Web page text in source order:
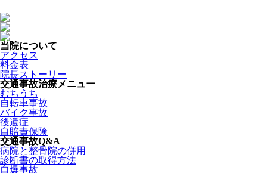
当院について
アクセス
料金表
院長ストーリー
交通事故治療メニュー
むちうち
自転車事故
バイク事故
後遺症
自賠責保険
交通事故Q&A
病院と整骨院の併用
診断書の取得方法
自爆事故